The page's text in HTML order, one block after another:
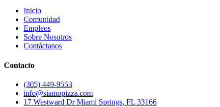
Inicio
Comunidad
Empleos
Sobre Nosotros
Contáctanos
Contacto
(305) 449-9553
info@siamopizza.com
17 Westward Dr Miami Springs, FL 33166